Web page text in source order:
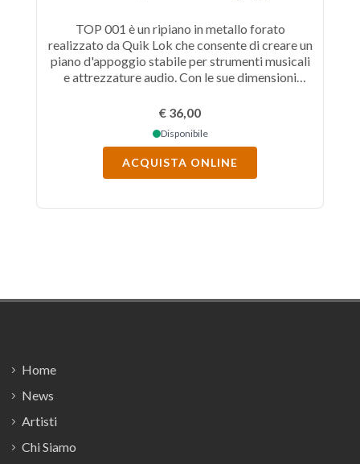
TOP 001 è un ripiano in metallo forato
realizzato da Quik Lok che consente di creare un
piano d'appoggio stabile per strumenti musicali
e attrezzature audio. Con le sue dimensioni
sistemare strumenti e accessori in modo pratico
€ 36,00
Disponibile
ACQUISTA ONLINE
Home
News
Artisti
Chi Siamo